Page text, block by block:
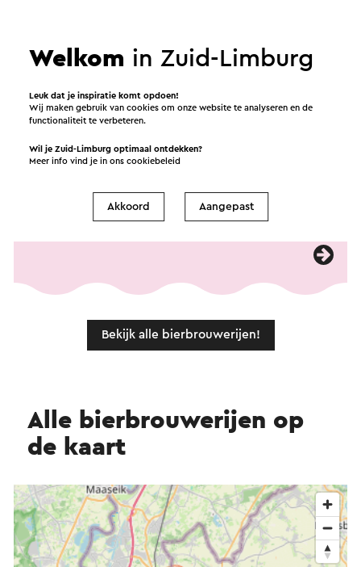
De brouwerij is gevestigd op het eeuwenoude
met historie, moderne bedrijvigheid en
Brouwerij en Proeflokaal kun je op afspraak
bezoeken.
Bekijk alle bierbrouwerijen!
Alle bierbrouwerijen op
de kaart
Welkom in Zuid-Limburg
Leuk dat je inspiratie komt opdoen!
Wij maken gebruik van cookies om onze website te analyseren en de
functionaliteit te verbeteren.
Wil je Zuid-Limburg optimaal ontdekken?
Meer info vind je in onscookiebeleid
Akkoord Aangepast